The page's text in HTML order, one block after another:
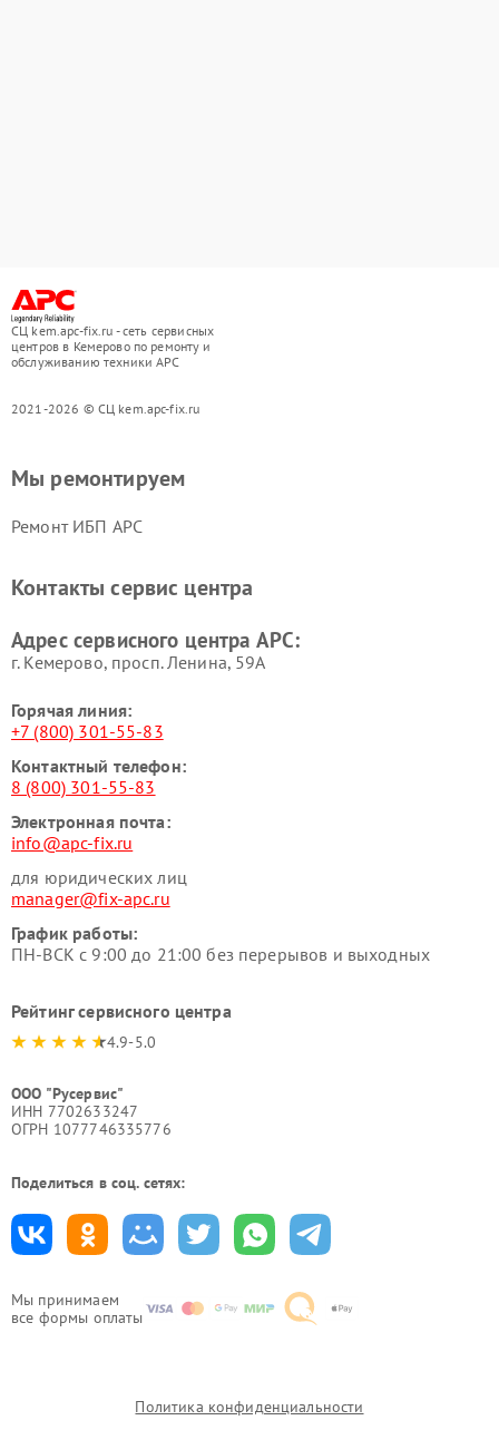
СЦ kem.apc-fix.ru - сеть сервисных
центров в Кемерово по ремонту и
обслуживанию техники APC
2021-2026 © СЦ kem.apc-fix.ru
Мы принимаем
все формы оплаты
Мы ремонтируем
Ремонт ИБП APC
Контакты сервис центра
Адрес сервисного центра APC:
г. Кемерово, просп. Ленина, 59А
Горячая линия:
+7 (800) 301-55-83
Контактный телефон:
8 (800) 301-55-83
Электронная почта:
info@apc-fix.ru
для юридических лиц
manager@fix-apc.ru
График работы:
ПН-ВСК с 9:00 до 21:00 без перерывов и выходных
Рейтинг сервисного центра
4.9-5.0
ООО "Русервис"
ИНН 7702633247
ОГРН 1077746335776
Поделиться в соц. сетях:
Политика конфиденциальности